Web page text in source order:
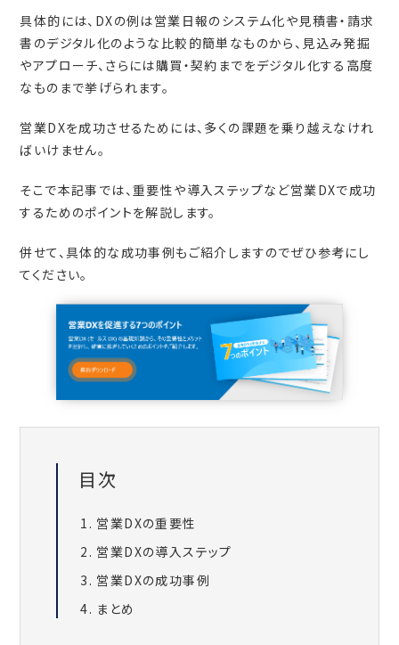
具体的には、 DXの例は営業日報のシステム化や見積書・請求
書のデジタル化のような比較的簡単なものから、見込み発掘
やアプローチ、さらには購買・契約までをデジタル化する高度
なものまで挙げられます。
営業DXを成功させるためには、多くの課題を乗り越えなけれ
ばいけません。
そこで本記事では、重要性や導入ステップなど営業DXで成功
するためのポイントを解説します。
併せて、具体的な成功事例もご紹介しますのでぜひ参考にし
てください。
目次
営業DXの重要性
営業DXの導入ステップ
営業DXの成功事例
まとめ